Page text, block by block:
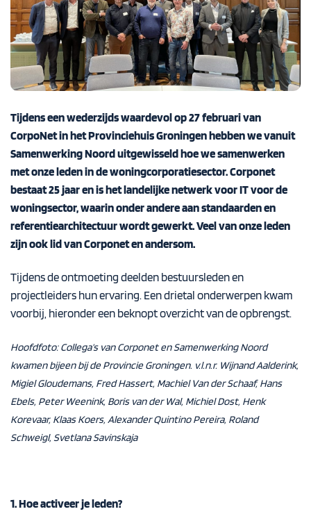
Tijdens een wederzijds waardevol op 27 februari van
CorpoNetin het Provinciehuis Groningen hebben we vanuit
Samenwerking Noord uitgewisseld hoe we samenwerken
met onze leden in de woningcorporatiesector. Corponet
bestaat 25 jaar en is het landelijke netwerk voor IT voor de
woningsector, waarin onder andere aan standaarden en
referentiearchitectuur wordt gewerkt. Veel van onze leden
zijn ook lid van Corponet en andersom.
Tijdens de ontmoeting deelden bestuursleden en
projectleiders hun ervaring. Een drietal onderwerpen kwam
voorbij, hieronder een beknopt overzicht van de opbrengst.
Hoofdfoto: Collega’s van Corponet en Samenwerking Noord
kwamen bijeen bij de Provincie Groningen. v.l.n.r. Wijnand Aalderink,
Migiel Gloudemans, Fred Hassert, Machiel Van der Schaaf, Hans
Ebels, Peter Weenink, Boris van der Wal, Michiel Dost, Henk
Korevaar, Klaas Koers, Alexander Quintino Pereira, Roland
Schweigl, Svetlana Savinskaja
1. Hoe activeer je leden?